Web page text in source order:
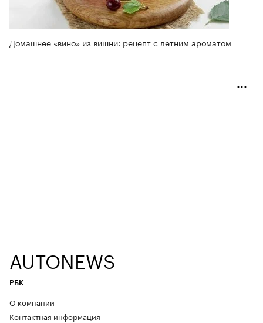
Домашнее «вино» из вишни: рецепт с летним ароматом
AUTONEWS
РБК
О компании
Контактная информация